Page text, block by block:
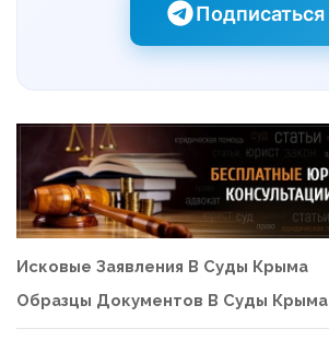
Подписаться
Исковые Заявления В Суды Крыма
Образцы Документов В Суды Крыма